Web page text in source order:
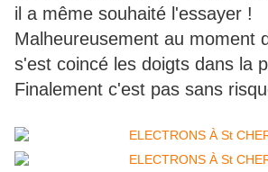
il a même souhaité l'essayer !
Malheureusement au moment
s'est coincé les doigts dans la
Finalement c'est pas sans